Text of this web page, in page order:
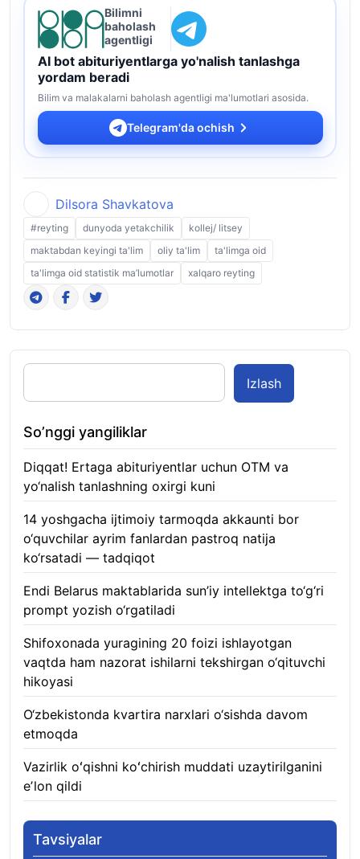
Bilimni
baholash
agentligi
AI bot abituriyentlarga yo'nalish tanlashga
yordam beradi
Bilim va malakalarni baholash agentligi ma'lumotlari asosida.
Telegram'da ochish
Dilsora Shavkatova
#reyting dunyoda yetakchilik
kollej/ litsey
maktabdan keyingi ta'lim
oliy ta'lim
ta'limga oid
ta'limga oid statistik ma’lumotlar
xalqaro reyting
Izlash
So’nggi yangiliklar
Diqqat! Ertaga abituriyentlar uchun OTM va
yo‘nalish tanlashning oxirgi kuni
14 yoshgacha ijtimoiy tarmoqda akkaunti bor
o‘quvchilar ayrim fanlardan pastroq natija
ko‘rsatadi — tadqiqot
Endi Belarus maktablarida sun’iy intellektga to‘g‘ri
prompt yozish o‘rgatiladi
Shifoxonada yuragining 20 foizi ishlayotgan
vaqtda ham nazorat ishilarni tekshirgan o‘qituvchi
hikoyasi
O‘zbekistonda kvartira narxlari o‘sishda davom
etmoqda
Vazirlik oʻqishni koʻchirish muddati uzaytirilganini
eʼlon qildi
Tavsiyalar